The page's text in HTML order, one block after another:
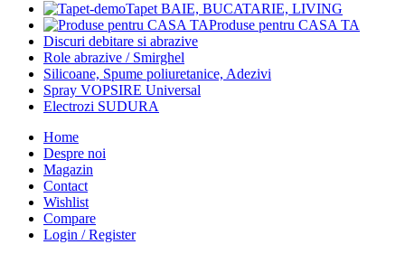
Tapet BAIE, BUCATARIE, LIVING
Produse pentru CASA TA
Discuri debitare si abrazive
Role abrazive / Smirghel
Silicoane, Spume poliuretanice, Adezivi
Spray VOPSIRE Universal
Electrozi SUDURA
Home
Despre noi
Magazin
Contact
Wishlist
Compare
Login / Register